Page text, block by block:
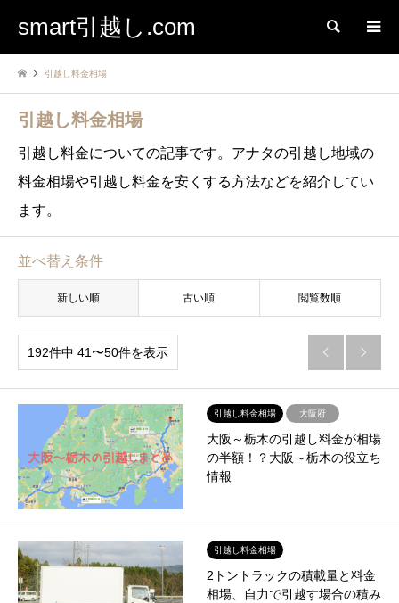
smart引越し.com 検索
引越し料金相場
引越し料金相場
引越し料金についての記事です。アナタの引越し地域の
料金相場や引越し料金を安くする方法などを紹介してい
ます。
並べ替え条件
新しい順 古い順 閲覧数順
192件中 41〜50件を表示  
引越し料金相場 大阪府
大阪～栃木の引越し料金が相場
の半額！？大阪～栃木の役立ち
情報
引越し料金相場
2トントラックの積載量と料金
相場、自力で引越す場合の積み